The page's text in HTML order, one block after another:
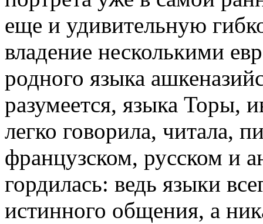
еще и удивительную
владение несколькими
родного языка
разумеется, языка Торы,
легко говорила, читала,
французском, русском и
гордилась: ведь языки
истинного общения, а